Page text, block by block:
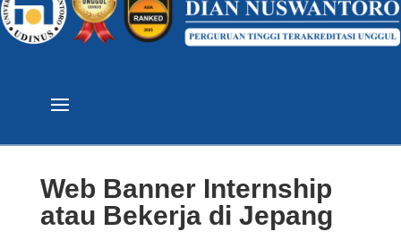
Web Banner Internship
atau Bekerja di Jepang